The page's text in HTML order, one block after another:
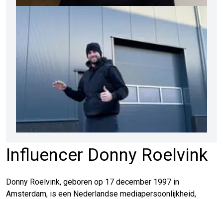
Influencer Donny Roelvink
Donny Roelvink, geboren op 17 december 1997 in
Amsterdam, is een Nederlandse mediapersoonlijkheid,